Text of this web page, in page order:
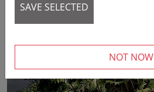
‹
SAVE SELECTED
NOT NOW